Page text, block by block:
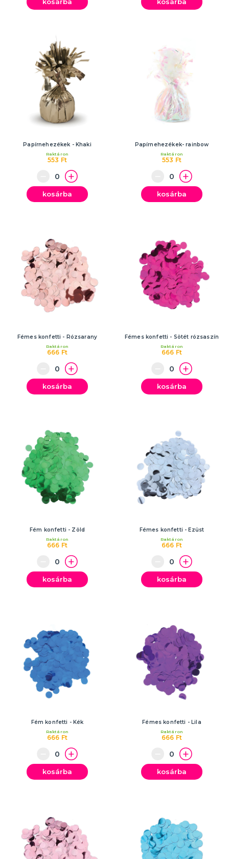
Papírnehezékek - Khaki
553 Ft
Raktáron
kosárba
Papírnehezékek- rainbow
553 Ft
Raktáron
kosárba
Fémes konfetti - Rózsarany
666 Ft
Raktáron
kosárba
Fémes konfetti - Sötét rózsaszín
666 Ft
Raktáron
kosárba
Fém konfetti - Zöld
666 Ft
Raktáron
kosárba
Fémes konfetti - Ezüst
666 Ft
Raktáron
kosárba
Fém konfetti - Kék
666 Ft
Raktáron
kosárba
Fémes konfetti - Lila
666 Ft
Raktáron
kosárba